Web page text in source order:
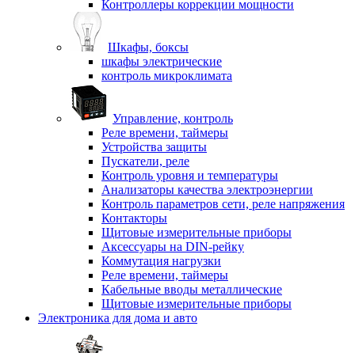
Контроллеры коррекции мощности
Шкафы, боксы
шкафы электрические
контроль микроклимата
Управление, контроль
Реле времени, таймеры
Устройства защиты
Пускатели, реле
Контроль уровня и температуры
Анализаторы качества электроэнергии
Контроль параметров сети, реле напряжения
Контакторы
Щитовые измерительные приборы
Аксессуары на DIN-рейку
Коммутация нагрузки
Реле времени, таймеры
Кабельные вводы металлические
Щитовые измерительные приборы
Электроника для дома и авто